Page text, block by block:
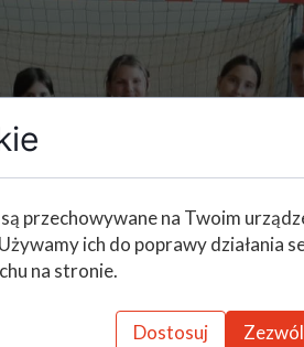
przechowywane na Twoim
ich do poprawy działania
na stronie.
Dostosuj